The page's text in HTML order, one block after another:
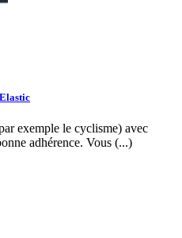
exemple le cyclisme) avec
adhérence. Vous (...)